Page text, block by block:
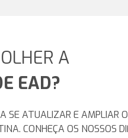
A
EAD?
SE ATUALIZAR E AMPLIAR
CONHEÇA OS NOSSOS